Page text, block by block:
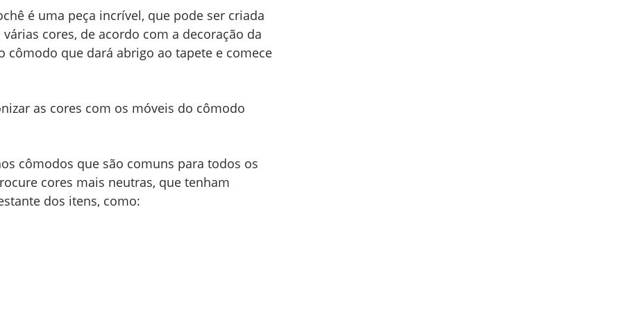
é uma peça incrível, que pode ser criada
cores, de acordo com a decoração da
cômodo que dará abrigo ao tapete e comece
as cores com os móveis do cômodo
cômodos que são comuns para todos os
cores mais neutras, que tenham
dos itens, como: